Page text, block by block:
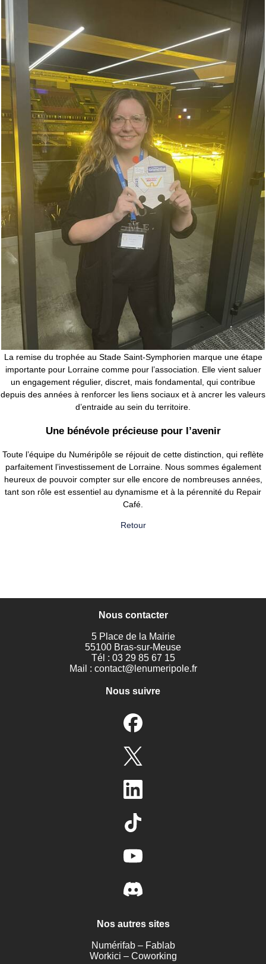
La remise du trophée au Stade Saint-Symphorien marque une étape
importante pour Lorraine comme pour l’association. Elle vient saluer
un engagement régulier, discret, mais fondamental, qui contribue
depuis des années à renforcer les liens sociaux et à ancrer les valeurs
d’entraide au sein du territoire.
Une bénévole précieuse pour l’avenir
Toute l’équipe du Numéripôle se réjouit de cette distinction, qui reflète
parfaitement l’investissement de Lorraine. Nous sommes également
heureux de pouvoir compter sur elle encore de nombreuses années,
tant son rôle est essentiel au dynamisme et à la pérennité du Repair
Café.
Retour
Nous contacter
5 Place de la Mairie
55100 Bras-sur-Meuse
Tél : 03 29 85 67 15
Mail : contact@lenumeripole.fr
Nous suivre
Nos autres sites
Numérifab – Fablab
Workici – Coworking